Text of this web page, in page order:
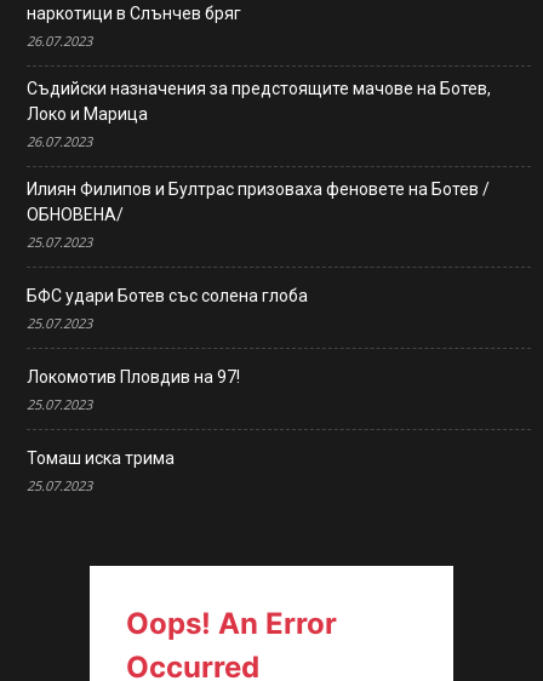
наркотици в Слънчев бряг
26.07.2023
Съдийски назначения за предстоящите мачове на Ботев,
Локо и Марица
26.07.2023
Илиян Филипов и Бултрас призоваха феновете на Ботев /
ОБНОВЕНА/
25.07.2023
БФС удари Ботев със солена глоба
25.07.2023
Локомотив Пловдив на 97!
25.07.2023
Томаш иска трима
25.07.2023